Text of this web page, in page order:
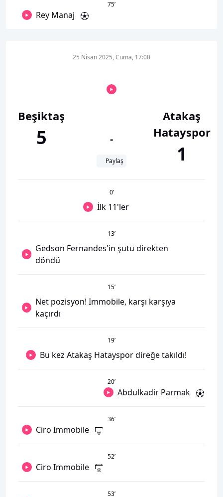
75’
Rey Manaj
Beşiktaş
5
25 Nisan 2025, Cuma, 17:00
-
Paylaş
Atakaş
Hatayspor
1
0’
İlk 11'ler
13’
Gedson Fernandes'in şutu direkten
döndü
15’
Net pozisyon! Immobile, karşı karşıya
kaçırdı
19’
Bu kez Atakaş Hatayspor direğe takıldı!
20’
Abdulkadir Parmak
36’
Ciro Immobile
52’
Ciro Immobile
53’